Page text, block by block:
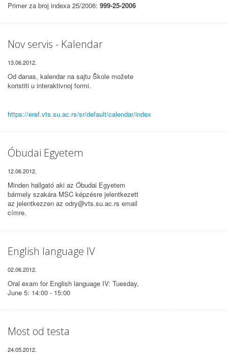
Primer za broj indexa 25/2006: 999-25-2006
Nov servis - Kalendar
13.06.2012.
Od danas, kalendar na sajtu Škole možete
koristiti u interaktivnoj formi.
https://eref.vts.su.ac.rs/sr/default/calendar/index
Óbudai Egyetem
12.06.2012.
Minden hallgató aki az Óbudai Egyetem
bármely szakára MSC képzésre jelentkezett
az jelentkezzen az odry@vts.su.ac.rs email
címre.
English language IV
02.06.2012.
Oral exam for English language IV: Tuesday,
June 5: 14:00 - 15:00
Most od testa
24.05.2012.